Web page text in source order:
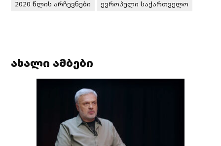
2020 წლის არჩევნები ევროპული საქართველო
ახალი ამბები